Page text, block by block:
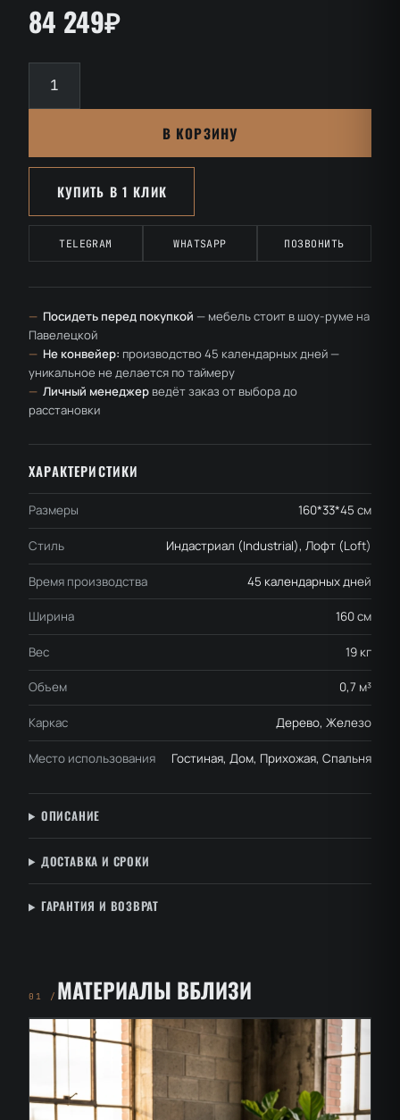
84 249₽
товара
В КОРЗИНУ
КУПИТЬ В 1 КЛИК
TELEGRAM WHATSAPP ПОЗВОНИТЬ
— Посидеть перед покупкой — мебель стоит в шоу-руме на
Павелецкой
— Не конвейер: производство 45 календарных дней —
уникальное не делается по таймеру
— Личный менеджер ведёт заказ от выбора до
расстановки
ХАРАКТЕРИСТИКИ
Размеры 160*33*45 см
Стиль Индастриал (Industrial), Лофт (Loft)
Время производства 45 календарных дней
Ширина 160 см
Вес 19 кг
Объем 0,7 м³
Каркас Дерево, Железо
Место использования Гостиная, Дом, Прихожая, Спальня
ОПИСАНИЕ
ДОСТАВКА И СРОКИ
ГАРАНТИЯ И ВОЗВРАТ
01 / МАТЕРИАЛЫ ВБЛИЗИ